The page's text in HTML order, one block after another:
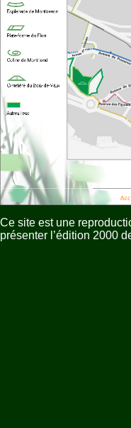
Ce site est une
présenter l’édition 2000